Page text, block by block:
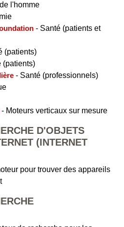
l'homme
- Santé (patients et
(patients)
(patients)
- Santé (professionnels)
- Moteurs verticaux sur mesure
D'OBJETS
(INTERNET
pour trouver des appareils